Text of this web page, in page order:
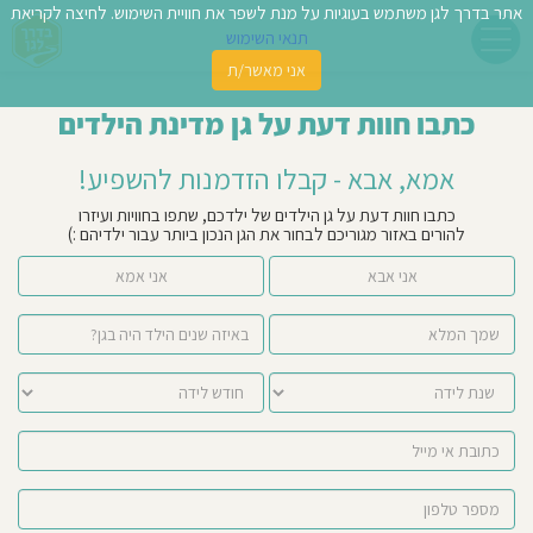
כתבו חוות דעת על גן מדינת הילדים
אמא, אבא - קבלו הזדמנות להשפיע!
כתבו חוות דעת על גן הילדים של ילדכם, שתפו בחוויות ועיזרו
להורים באזור מגוריכם לבחור את הגן הנכון ביותר עבור ילדיהם :)
אני אמא אני אבא
אתר בדרך לגן משתמש בעוגיות על מנת לשפר את חוויית השימוש. לחיצה לקריאת
תנאי השימוש
אני מאשר/ת